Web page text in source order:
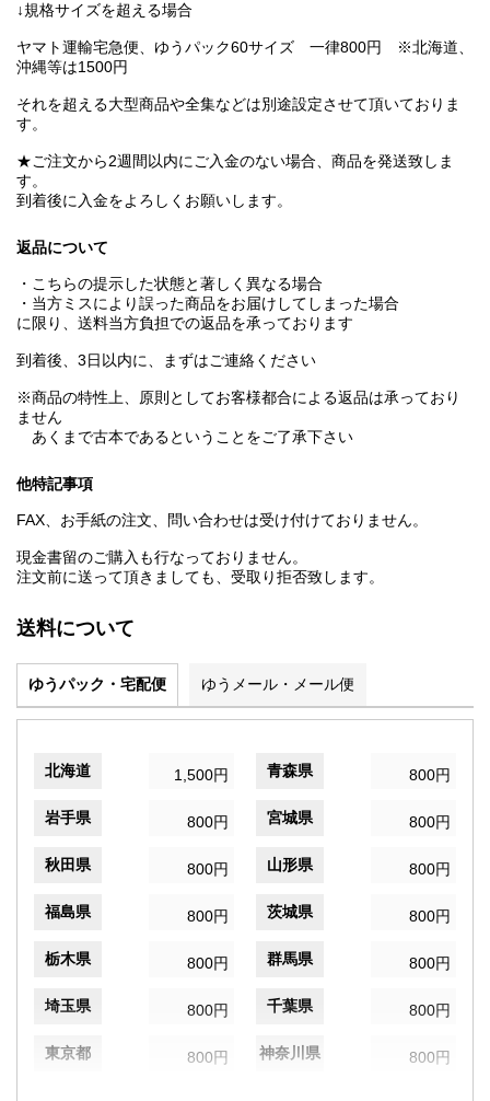
↓規格サイズを超える場合
ヤマト運輸宅急便、ゆうパック60サイズ 一律800円 ※北海道、
沖縄等は1500円
それを超える大型商品や全集などは別途設定させて頂いておりま
す。
★ご注文から2週間以内にご入金のない場合、商品を発送致しま
す。
到着後に入金をよろしくお願いします。
返品について
・こちらの提示した状態と著しく異なる場合
・当方ミスにより誤った商品をお届けしてしまった場合
に限り、送料当方負担での返品を承っております
到着後、3日以内に、まずはご連絡ください
※商品の特性上、原則としてお客様都合による返品は承っており
ません
あくまで古本であるということをご了承下さい
他特記事項
FAX、お手紙の注文、問い合わせは受け付けておりません。
現金書留のご購入も行なっておりません。
注文前に送って頂きましても、受取り拒否致します。
送料について
ゆうパック・宅配便 ゆうメール・メール便
北海道 1,500円 青森県 800円
岩手県 800円 宮城県 800円
秋田県 800円 山形県 800円
福島県 800円 茨城県 800円
栃木県 800円 群馬県 800円
埼玉県 800円 千葉県 800円
東京都 800円 神奈川県 800円